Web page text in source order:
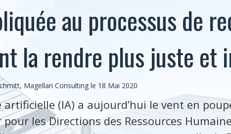
au processus de
la rendre plus juste et
Magellan Consulting le 18 Mai 2020
artificielle (IA) a aujourd’hui le vent en
les Directions des Ressources